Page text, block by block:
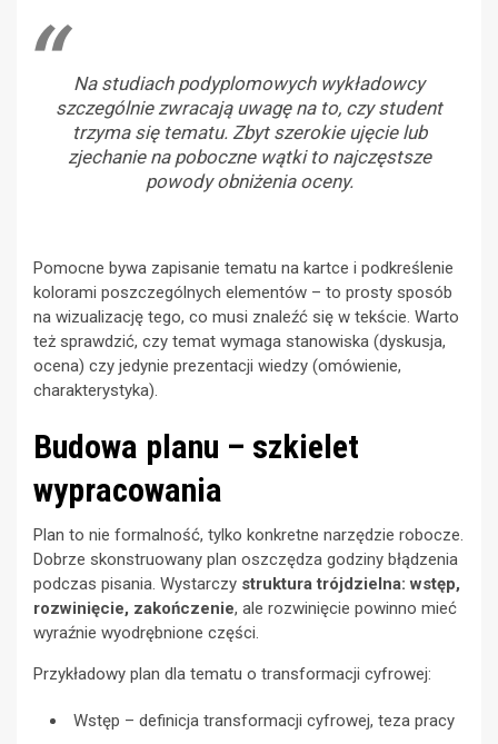
Na studiach podyplomowych wykładowcy
szczególnie zwracają uwagę na to, czy student
trzyma się tematu. Zbyt szerokie ujęcie lub
zjechanie na poboczne wątki to najczęstsze
powody obniżenia oceny.
Pomocne bywa zapisanie tematu na kartce i podkreślenie
kolorami poszczególnych elementów – to prosty sposób
na wizualizację tego, co musi znaleźć się w tekście. Warto
też sprawdzić, czy temat wymaga stanowiska (dyskusja,
ocena) czy jedynie prezentacji wiedzy (omówienie,
charakterystyka).
Budowa planu – szkielet
wypracowania
Plan to nie formalność, tylko konkretne narzędzie robocze.
Dobrze skonstruowany plan oszczędza godziny błądzenia
podczas pisania. Wystarczy struktura trójdzielna: wstęp,
rozwinięcie, zakończenie, ale rozwinięcie powinno mieć
wyraźnie wyodrębnione części.
Przykładowy plan dla tematu o transformacji cyfrowej:
Wstęp – definicja transformacji cyfrowej, teza pracy